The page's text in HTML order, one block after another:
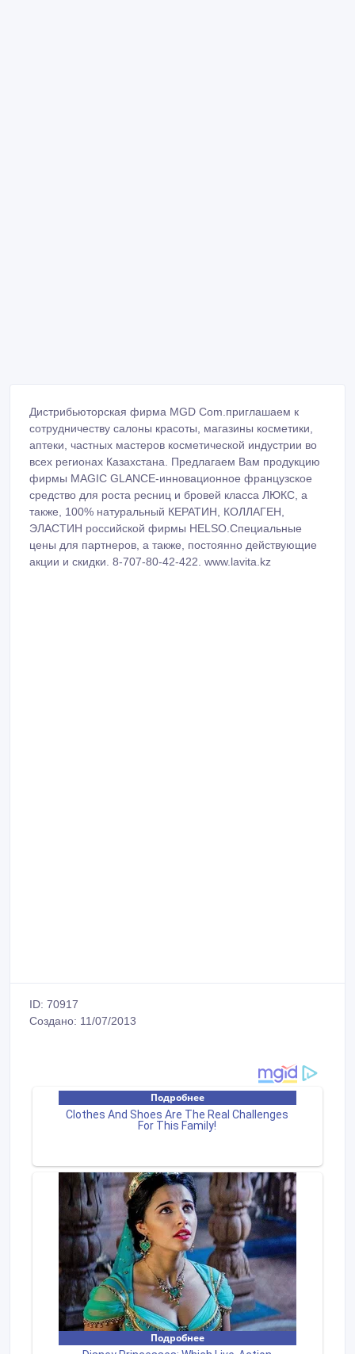
Дистрибьюторская фирма MGD Com.приглашаем к
сотрудничеству салоны красоты, магазины косметики,
аптеки, частных мастеров косметической индустрии во
всех регионах Казахстана. Предлагаем Вам продукцию
фирмы MAGIC GLANCE-инновационное французское
средство для роста ресниц и бровей класса ЛЮКС, а
также, 100% натуральный КЕРАТИН, КОЛЛАГЕН,
ЭЛАСТИН российской фирмы HELSO.Специальные
цены для партнеров, а также, постоянно действующие
акции и скидки. 8-707-80-42-422. www.lavita.kz
ID: 70917
Создано: 11/07/2013